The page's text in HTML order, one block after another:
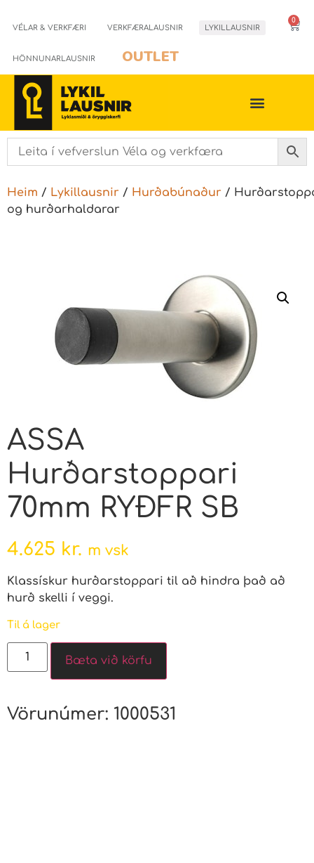
VÉLAR & VERKFÆRI VERKFÆRALAUSNIR LYKILLAUSNIR
HÖNNUNARLAUSNIR OUTLET
0
Heim / Lykillausnir / Hurðabúnaður /
og hurðarhaldarar
ASSA
Hurðarstoppari
70mm RYÐFR SB
4.625 kr. m vsk
Klassískur hurðarstoppari til að hindra það að
hurð skelli í veggi.
Til á lager
Bæta við körfu
Vörunúmer: 1000531